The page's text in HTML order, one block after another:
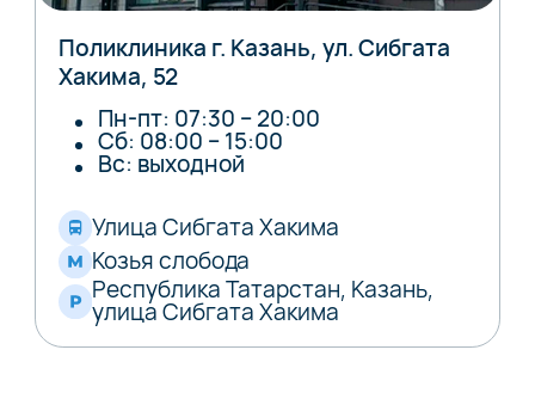
Поликлиника г. Казань, ул. Сибгата
Хакима, 52
Пн-пт: 07:30 – 20:00
Сб: 08:00 – 15:00
Вс: выходной
Улица Сибгата Хакима
Козья слобода
Республика Татарстан, Казань,
улица Сибгата Хакима